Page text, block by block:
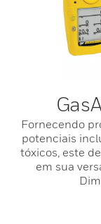
Fornecendo
potenciais
tóxicos, este
em sua